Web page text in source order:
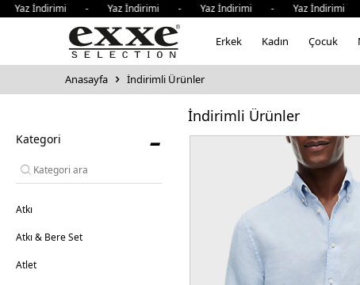
- Yaz İndirimi - Yaz İndirimi - Yaz İndirimi -
Erkek Kadın Çocuk
Anasayfa İndirimli Ürünler
Kategori -
Atkı
Atkı & Bere Set
Atlet
İndirimli Ürünler